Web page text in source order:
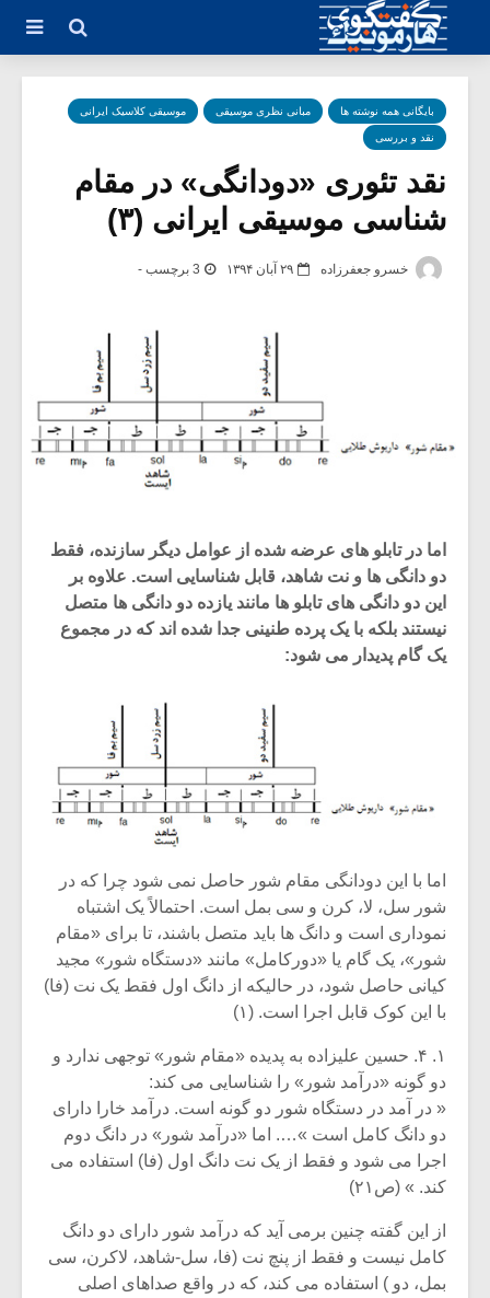
بایگانی همه نوشته ها مبانی نظری موسیقی موسیقی کلاسیک ایرانی
نقد و بررسی
نقد تئوری «دودانگی» در مقام
شناسی موسیقی ایرانی (۳)
خسرو جعفرزاده ۲۹ آبان ۱۳۹۴ 3 برچسب -
اما در تابلو های عرضه شده از عوامل دیگر سازنده، فقط
دو دانگی ها و نت شاهد، قابل شناسایی است. علاوه بر
این دو دانگی های تابلو ها مانند یازده دو دانگی ها متصل
نیستند بلکه با یک پرده طنینی جدا شده اند که در مجموع
یک گام پدیدار می شود:
اما با این دودانگی مقام شور حاصل نمی شود چرا که در
شور سل، لا، کرن و سی بمل است. احتمالاً یک اشتباه
نموداری است و دانگ ها باید متصل باشند، تا برای «مقام
شور»، یک گام یا «دورکامل» مانند «دستگاه شور» مجید
کیانی حاصل شود، در حالیکه از دانگ اول فقط یک نت (فا)
با این کوک قابل اجرا است. (۱)
۱. ۴. حسین علیزاده به پدیده «مقام شور» توجهی ندارد و
دو گونه «درآمد شور» را شناسایی می کند:
« در آمد در دستگاه شور دو گونه است. درآمد خارا دارای
دو دانگ کامل است »…. اما «درآمد شور» در دانگ دوم
اجرا می شود و فقط از یک نت دانگ اول (فا) استفاده می
کند. » (ص۲۱)
از این گفته چنین برمی آید که درآمد شور دارای دو دانگ
کامل نیست و فقط از پنچ نت (فا، سل-شاهد، لاکرن، سی
بمل، دو ) استفاده می کند، که در واقع صداهای اصلی